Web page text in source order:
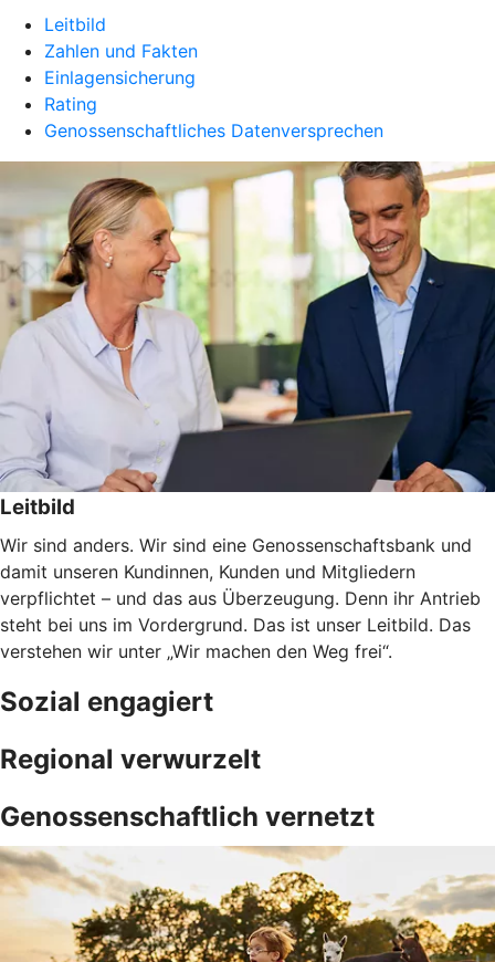
Leitbild
Zahlen und Fakten
Einlagensicherung
Rating
Genossenschaftliches Datenversprechen
Leitbild
Wir sind anders. Wir sind eine Genossenschaftsbank und
damit unseren Kundinnen, Kunden und Mitgliedern
verpflichtet – und das aus Überzeugung. Denn ihr Antrieb
steht bei uns im Vordergrund. Das ist unser Leitbild. Das
verstehen wir unter „Wir machen den Weg frei“.
Sozial engagiert
Regional verwurzelt
Genossenschaftlich vernetzt